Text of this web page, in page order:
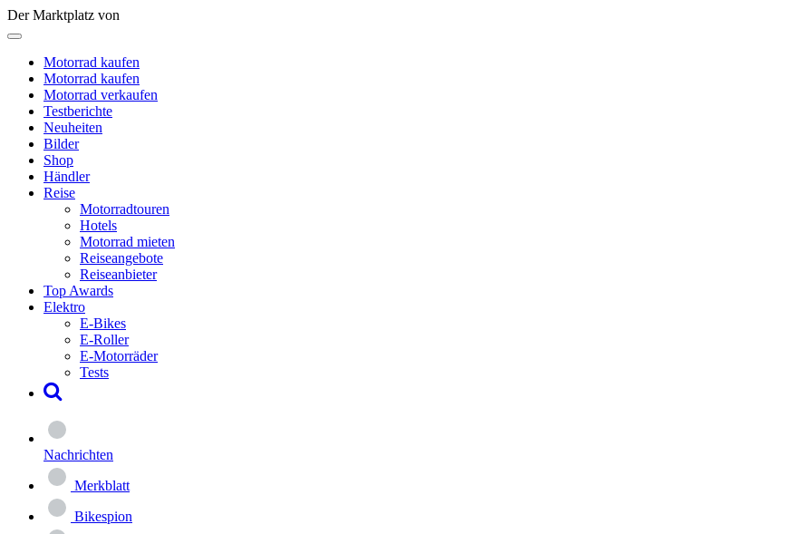
Der Marktplatz von
Motorrad kaufen
Motorrad kaufen
Motorrad verkaufen
Testberichte
Neuheiten
Bilder
Shop
Händler
Reise
Motorradtouren
Hotels
Motorrad mieten
Reiseangebote
Reiseanbieter
Top Awards
Elektro
E-Bikes
E-Roller
E-Motorräder
Tests
Nachrichten
Merkblatt
Bikespion